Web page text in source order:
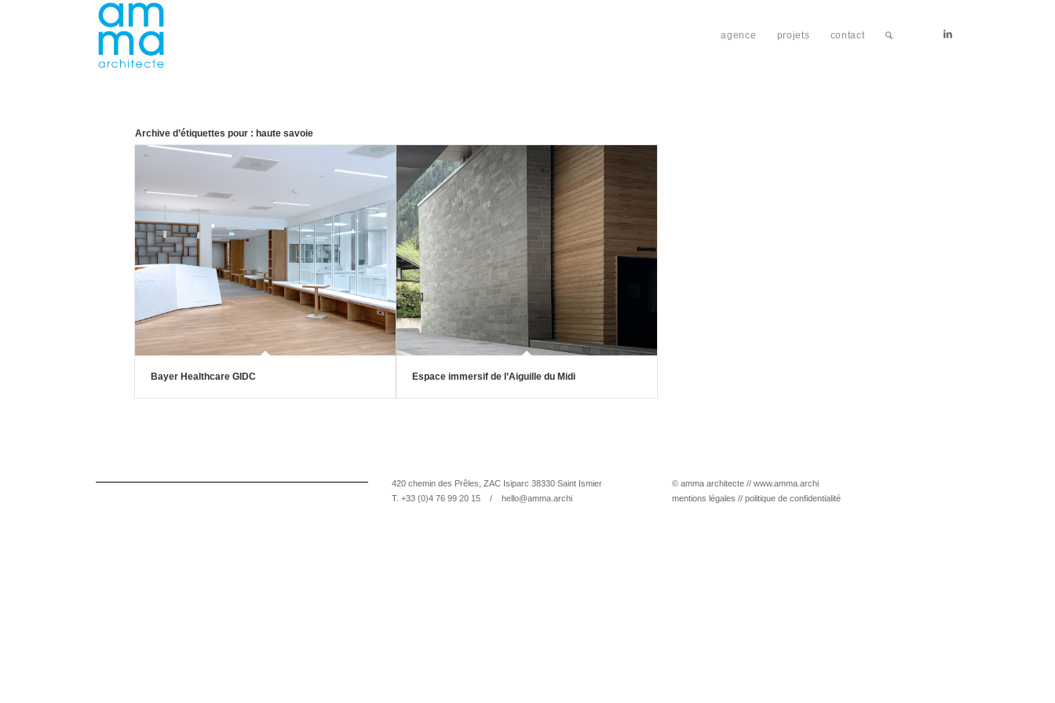
agence projets contact
Archive d’étiquettes pour : haute savoie
Bayer Healthcare GIDC Espace immersif de l’Aiguille du Midi
420 chemin des Prêles, ZAC Isiparc 38330 Saint Ismier
T. +33 (0)4 76 99 20 15 / hello@amma.archi
© amma architecte // www.amma.archi
mentions légales // politique de confidentialité